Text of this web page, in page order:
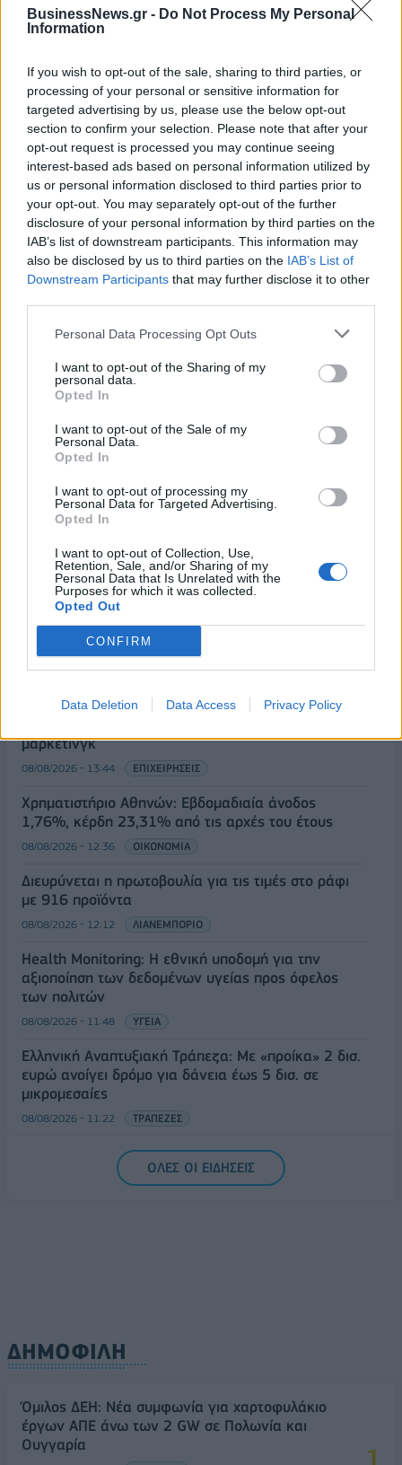
BusinessNews.gr - Do Not Process My Personal
Information
If you wish to opt-out of the sale, sharing to third parties, or
processing of your personal or sensitive information for
targeted advertising by us, please use the below opt-out
section to confirm your selection. Please note that after your
opt-out request is processed you may continue seeing
interest-based ads based on personal information utilized by
us or personal information disclosed to third parties prior to
your opt-out. You may separately opt-out of the further
disclosure of your personal information by third parties on the
IAB’s list of downstream participants. This information may
also be disclosed by us to third parties on the IAB’s List of
Downstream Participants that may further disclose it to other
Personal Data Processing Opt Outs
I want to opt-out of the Sharing of my
personal data.
Opted In
I want to opt-out of the Sale of my
Personal Data.
Opted In
I want to opt-out of processing my
Personal Data for Targeted Advertising.
Opted In
I want to opt-out of Collection, Use,
Retention, Sale, and/or Sharing of my
Personal Data that Is Unrelated with the
Purposes for which it was collected.
Opted Out
CONFIRM
Data Deletion Data Access Privacy Policy
06/03/2014 - 02:00
ΡΟΗ ΕΙΔΗΣΕΩΝ
Κορυφώνεται η έξοδος του Αυγούστου – Πάνω από
λιμάνια της Αττικής
08/08/2026 - 14:30
Δυτική Αττική: Η επόμενη ημέρα μετά τις πυρκαγιές
– Τα έργα Antinero και η «μάχη» πριν από τις
08/08/2026 - 14:08 ΕΛΛΑΔΑ
Ειδικό Χωροταξικό για τον Τουρισμό: Οι νέοι
κανόνες για επενδύσεις, νησιά και προορισμούς υπό
πίεση
08/08/2026 - 13:21 ΤΟΥΡΙΣΜΟΣ
Υπουργείο Εργασίας: Ο “χάρτης” των πληρωμών
από τον e-ΕΦΚΑ και τη ΔΥΠΑ έως τις 14 Αυγούστου
08/08/2026 - 12:58 ΟΙΚΟΝΟΜΙΑ
Οι Hamilton Reserve Bank και SEE Capital
μάρκετινγκ
08/08/2026 - 13:44 ΕΠΙΧΕΙΡΗΣΕΙΣ
Χρηματιστήριο Αθηνών: Εβδομαδιαία άνοδος
1,76%, κέρδη 23,31% από τις αρχές του έτους
08/08/2026 - 12:36 ΟΙΚΟΝΟΜΙΑ
Διευρύνεται η πρωτοβουλία για τις τιμές στο ράφι
με 916 προϊόντα
08/08/2026 - 12:12 ΛΙΑΝΕΜΠΟΡΙΟ
Health Monitoring: Η εθνική υποδομή για την
αξιοποίηση των δεδομένων υγείας προς όφελος
των πολιτών
08/08/2026 - 11:48 ΥΓΕΙΑ
Ελληνική Αναπτυξιακή Τράπεζα: Με «προίκα» 2 δισ.
ευρώ ανοίγει δρόμο για δάνεια έως 5 δισ. σε
μικρομεσαίες
08/08/2026 - 11:22 ΤΡΑΠΕΖΕΣ
5G παντού, 6G στον ορίζοντα: Πού βρίσκεται η
Ελλάδα στη μεγάλη τεχνολογική μετάβαση
ΟΛΕΣ ΟΙ ΕΙΔΗΣΕΙΣ
ΔΗΜΟΦΙΛΗ
Όμιλος ΔΕΗ: Νέα συμφωνία για χαρτοφυλάκιο
έργων ΑΠΕ άνω των 2 GW σε Πολωνία και
Ουγγαρία